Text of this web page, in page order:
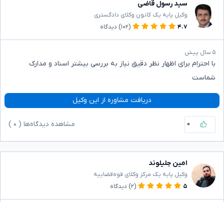
سید رسول قاضی
وکیل پایه یک کانون وکلای دادگستری
۴.۷
(۱۰۲) دیدگاه
۵ سال پیش
با احترام برای اظهار نظر دقیق نیاز به بررسی بیشتر اسناد و مدارک
شماست
دریافت مشاوره از این وکیل
۰ مشاهده دیدگاه‌ها ( ۰
امین جلیلوند
وکیل پایه یک مرکز وکلای قوه‌قضاییه
۵
(۲) دیدگاه